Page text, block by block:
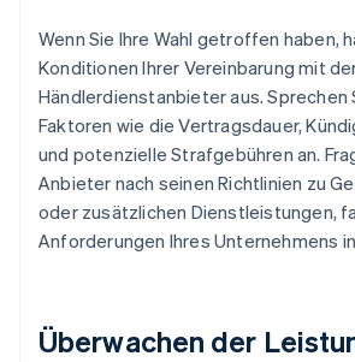
Wenn Sie Ihre Wahl getroffen haben,
Konditionen Ihrer Vereinbarung mit
Händlerdienstanbieter aus. Sprechen
Faktoren wie die Vertragsdauer,
und potenzielle Strafgebühren an.
Anbieter nach seinen Richtlinien zu
oder zusätzlichen Dienstleistungen,
Anforderungen Ihres Unternehmens
Überwachen der